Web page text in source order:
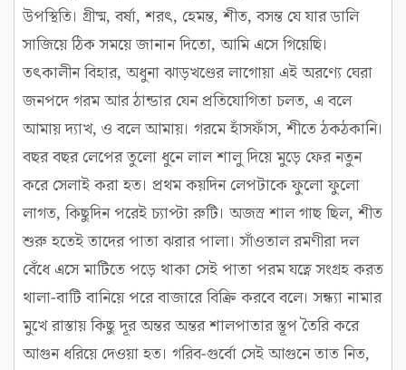
উপস্থিতি। গ্রীষ্ম, বর্ষা, শরৎ, হেমন্ত, শীত, বসন্ত যে যার ডালি
সাজিয়ে ঠিক সময়ে জানান দিতো, আমি এসে গিয়েছি।
তৎকালীন বিহার, অধুনা ঝাড়খণ্ডের লাগোয়া এই অরণ্যে ঘেরা
জনপদে গরম আর ঠান্ডার যেন প্রতিযোগিতা চলত, এ বলে
আমায় দ্যাখ, ও বলে আমায়। গরমে হাঁসফাঁস, শীতে ঠকঠকানি।
বছর বছর লেপের তুলো ধুনে লাল শালু দিয়ে মুড়ে ফের নতুন
করে সেলাই করা হত। প্রথম কয়দিন লেপটাকে ফুলো ফুলো
লাগত, কিছুদিন পরেই চ্যাপ্টা রুটি। অজস্র শাল গাছ ছিল, শীত
শুরু হতেই তাদের পাতা ঝরার পালা। সাঁওতাল রমণীরা দল
বেঁধে এসে মাটিতে পড়ে থাকা সেই পাতা পরম যত্নে সংগ্রহ করত
থালা-বাটি বানিয়ে পরে বাজারে বিক্রি করবে বলে। সন্ধ্যা নামার
মুখে রাস্তায় কিছু দূর অন্তর অন্তর শালপাতার স্তূপ তৈরি করে
আগুন ধরিয়ে দেওয়া হত। গরিব-গুর্বো সেই আগুনে তাত নিত,